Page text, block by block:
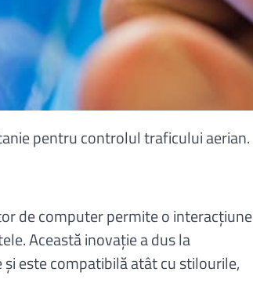
pentru controlul traficului aerian.
de computer permite o interacțiune
Această inovație a dus la
este compatibilă atât cu stilourile,